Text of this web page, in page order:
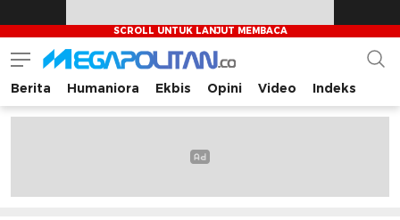
Megapolitan.co
Menyajikan berita-berita fakta bagi pembaca
Berita Humaniora Ekbis Opini Video Indeks